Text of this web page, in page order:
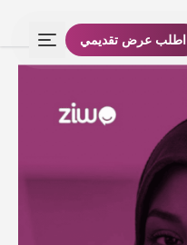
اطلب عرض تقديمي